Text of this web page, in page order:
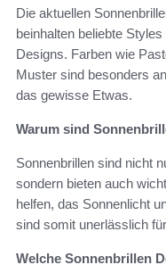
Die aktuellen
beinhalten beliebte
Designs. Farben wie
Muster sind besonders
das gewisse Etwas.
Warum sind
Sonnenbrillen sind nicht
sondern bieten auch
helfen, das Sonnenlicht
sind somit unerlässlich
Welche Sonnenbrillen